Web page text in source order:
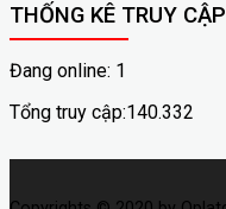
THỐNG KÊ TRUY CẬP
Đang online: 1
Tổng truy cập:140.332